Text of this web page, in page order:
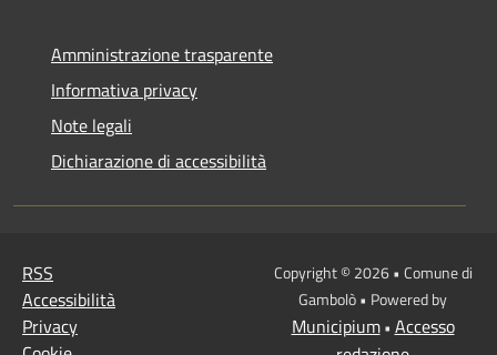
Amministrazione trasparente
Informativa privacy
Note legali
Dichiarazione di accessibilità
RSS
Accessibilità
Privacy
Copyright © 2026 • Comune di
Gambolò • Powered by
Municipium• Accesso